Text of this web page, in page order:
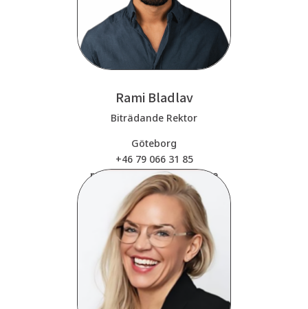
Rami Bladlav
Biträdande Rektor
Göteborg
+46 79 066 31 85
rami.bladlav@movewalk.se